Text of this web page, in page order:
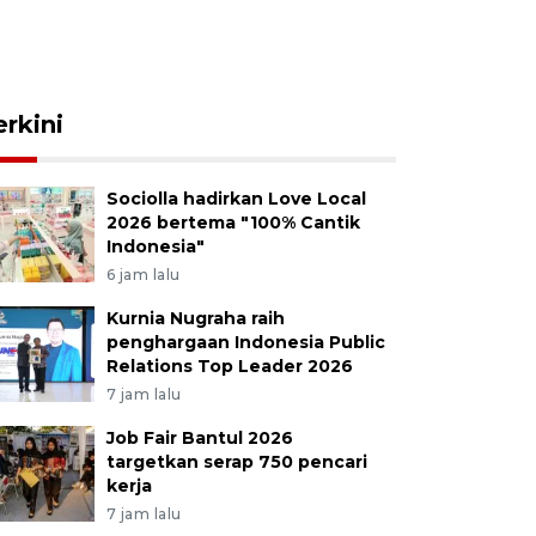
Sociolla hadirkan Love Local
2026 bertema "100% Cantik
Indonesia"
6 jam lalu
Kurnia Nugraha raih
penghargaan Indonesia Public
Relations Top Leader 2026
7 jam lalu
Job Fair Bantul 2026
targetkan serap 750 pencari
kerja
7 jam lalu